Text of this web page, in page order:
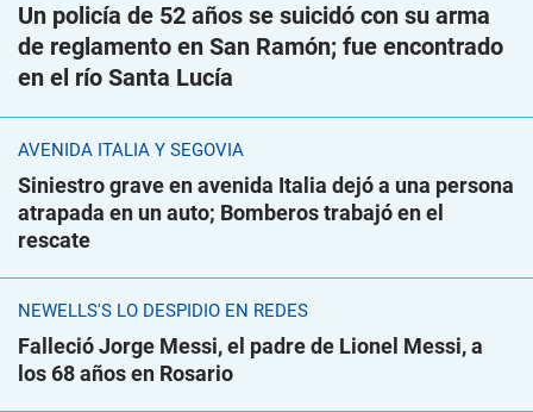
Un policía de 52 años se suicidó con su arma
de reglamento en San Ramón; fue encontrado
en el río Santa Lucía
AVENIDA ITALIA Y SEGOVIA
Siniestro grave en avenida Italia dejó a una persona
atrapada en un auto; Bomberos trabajó en el
rescate
NEWELLS'S LO DESPIDIÓ EN REDES
Falleció Jorge Messi, el padre de Lionel Messi, a
los 68 años en Rosario